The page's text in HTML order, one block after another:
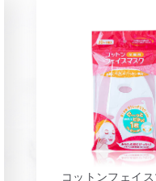
コットンフェイ